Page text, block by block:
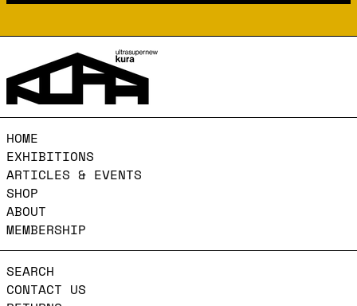
HOME
EXHIBITIONS
ARTICLES & EVENTS
SHOP
ABOUT
MEMBERSHIP
SEARCH
CONTACT US